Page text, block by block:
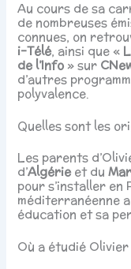
Au cours de sa
de nombreuses
connues, on
i-Télé, ainsi que «
de l’Info» sur
d’autres
polyvalence.
Quelles sont les
Les parents
d’Algérieet du
pour s’installer
méditerranéenne
éducation et sa
Où a étudié Olivier